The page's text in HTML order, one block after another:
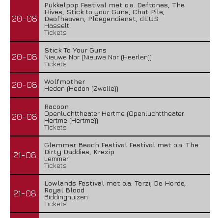
20-08
Pukkelpop Festival met o.a. Deftones, The
Hives, Stick to your Guns, Chat Pile,
Deafheaven, Ploegendienst, dEUS
Hasselt
Tickets
20-08
Stick To Your Guns
Nieuwe Nor (Nieuwe Nor (Heerlen))
Tickets
20-08
Wolfmother
Hedon (Hedon (Zwolle))
20-08
Racoon
Openluchttheater Hertme (Openluchttheater
Hertme (Hertme))
Tickets
21-08
Glemmer Beach Festival Festival met o.a. The
Dirty Daddies, Krezip
Lemmer
Tickets
21-08
Lowlands Festival met o.a. Terzij De Horde,
Royal Blood
Biddinghuizen
Tickets